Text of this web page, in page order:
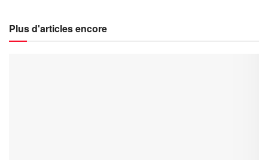
Plus d'articles encore